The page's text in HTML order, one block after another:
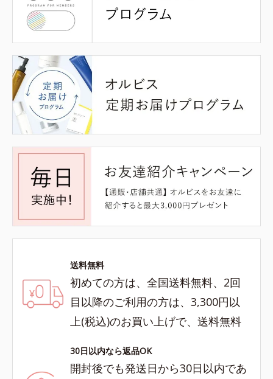
送料無料
初めての方は、全国送料無料、2回
目以降のご利用の方は、3,300円以
上(税込)のお買い上げで、送料無料
30日以内なら返品OK
開封後でも発送日から30日以内であ